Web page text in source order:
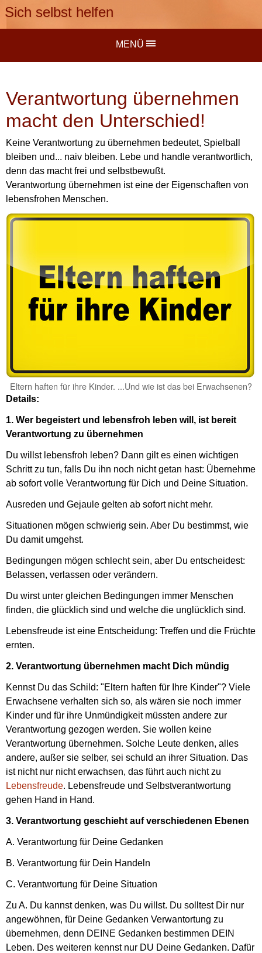
Sich selbst helfen
MENÜ
Verantwortung übernehmen
macht den Unterschied!
Keine Verantwortung zu übernehmen bedeutet, Spielball
bleiben und... naiv bleiben. Lebe und handle verantwortlich,
denn das macht frei und selbstbewußt.
Verantwortung übernehmen ist eine der Eigenschaften von
lebensfrohen Menschen.
Eltern haften für ihre Kinder. ...Und wie ist das bei Erwachsenen?
Details:
1. Wer begeistert und lebensfroh leben will, ist bereit
Verantwortung zu übernehmen
Du willst lebensfroh leben? Dann gilt es einen wichtigen
Schritt zu tun, falls Du ihn noch nicht getan hast: Übernehme
ab sofort volle Verantwortung für Dich und Deine Situation.
Ausreden und Gejaule gelten ab sofort nicht mehr.
Situationen mögen schwierig sein. Aber Du bestimmst, wie
Du damit umgehst.
Bedingungen mögen schlecht sein, aber Du entscheidest:
Belassen, verlassen oder verändern.
Du wirst unter gleichen Bedingungen immer Menschen
finden, die glücklich sind und welche die unglücklich sind.
Lebensfreude ist eine Entscheidung: Treffen und die Früchte
ernten.
2. Verantwortung übernehmen macht Dich mündig
Kennst Du das Schild: "Eltern haften für Ihre Kinder"? Viele
Erwachsene verhalten sich so, als wären sie noch immer
Kinder und für ihre Unmündigkeit müssten andere zur
Verantwortung gezogen werden. Sie wollen keine
Verantwortung übernehmen. Solche Leute denken, alles
andere, außer sie selber, sei schuld an ihrer Situation. Das
ist nicht nur nicht erwachsen, das führt auch nicht zu
Lebensfreude. Lebensfreude und Selbstverantwortung
gehen Hand in Hand.
3. Verantwortung geschieht auf verschiedenen Ebenen
A. Verantwortung für Deine Gedanken
B. Verantwortung für Dein Handeln
C. Verantwortung für Deine Situation
Zu A. Du kannst denken, was Du willst. Du solltest Dir nur
angewöhnen, für Deine Gedanken Verwantortung zu
übernehmen, denn DEINE Gedanken bestimmen DEIN
Leben. Des weiteren kennst nur DU Deine Gedanken. Dafür